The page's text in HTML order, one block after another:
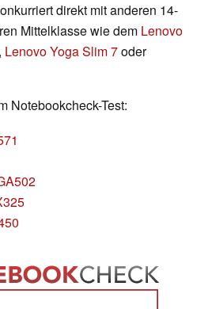
direkt mit anderen 14-
Mittelklasse wie dem Lenovo
, Lenovo Yoga Slim 7oder
Notebookcheck-Test: